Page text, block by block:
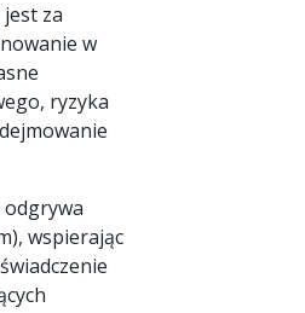
za
w
ryzyka
wspierając